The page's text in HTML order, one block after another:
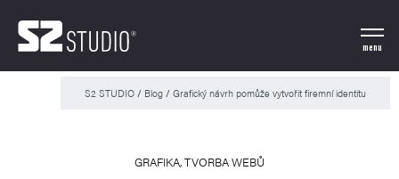
menu
S2 STUDIO / Blog / Grafický návrh pomůže vytvořit firemní identitu
GRAFIKA,TVORBA WEBŮ